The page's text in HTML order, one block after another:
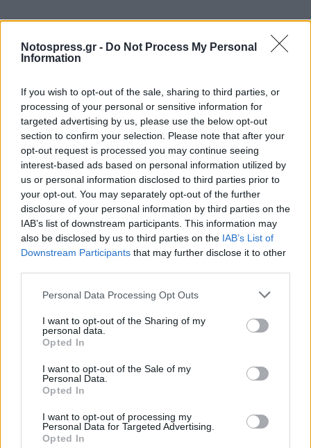
Notospress.gr - Do Not Process My Personal
Information
If you wish to opt-out of the sale, sharing to third parties, or
processing of your personal or sensitive information for
targeted advertising by us, please use the below opt-out
section to confirm your selection. Please note that after your
opt-out request is processed you may continue seeing
interest-based ads based on personal information utilized by
us or personal information disclosed to third parties prior to
your opt-out. You may separately opt-out of the further
disclosure of your personal information by third parties on the
IAB’s list of downstream participants. This information may
also be disclosed by us to third parties on the IAB’s List of
Downstream Participants that may further disclose it to other
Personal Data Processing Opt Outs
I want to opt-out of the Sharing of my
personal data.
Opted In
I want to opt-out of the Sale of my
Personal Data.
Opted In
I want to opt-out of processing my
Personal Data for Targeted Advertising.
Opted In
Σχετικά Άρθρα